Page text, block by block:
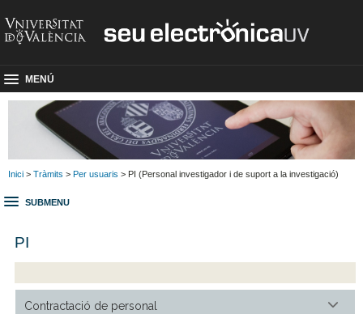
MENÚ
Inici > Tràmits > Per usuaris > PI (Personal investigador i de suport a la investigació)
SUBMENU
PI
Contractació de personal